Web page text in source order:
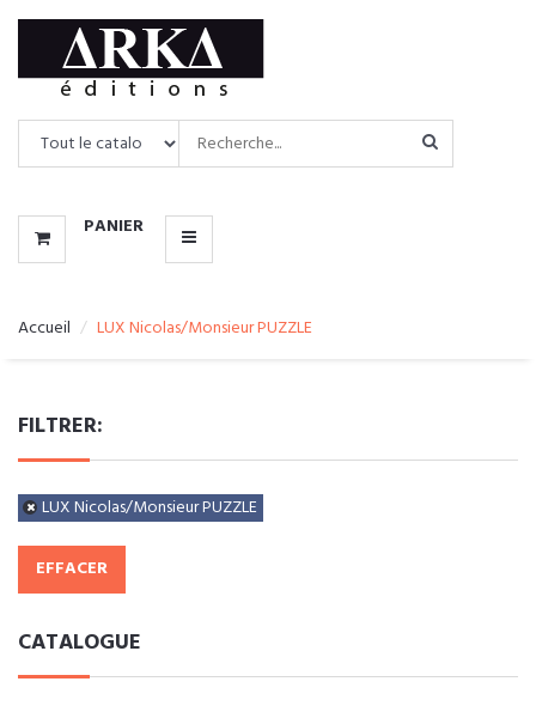
PANIER
CATALOGUE
MENU
Accueil LUX Nicolas/Monsieur PUZZLE
FILTRER:
LUX Nicolas/Monsieur PUZZLE
EFFACER
CATALOGUE